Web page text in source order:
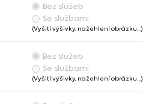
Bez služeb
Se službami
(Vyšití výšivky, nažehlení obrázku…)
Bez služeb
Se službami
(Vyšití výšivky, nažehlení obrázku…)